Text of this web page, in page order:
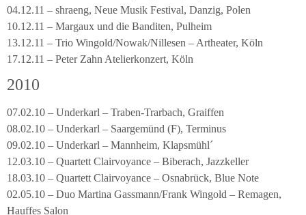
04.12.11 – shraeng, Neue Musik Festival, Danzig, Polen
10.12.11 – Margaux und die Banditen, Pulheim
13.12.11 – Trio Wingold/Nowak/Nillesen – Artheater, Köln
17.12.11 – Peter Zahn Atelierkonzert, Köln
2010
07.02.10 – Underkarl – Traben-Trarbach, Graiffen
08.02.10 – Underkarl – Saargemünd (F), Terminus
09.02.10 – Underkarl – Mannheim, Klapsmühl´
12.03.10 – Quartett Clairvoyance – Biberach, Jazzkeller
18.03.10 – Quartett Clairvoyance – Osnabrück, Blue Note
02.05.10 – Duo Martina Gassmann/Frank Wingold – Remagen,
Hauffes Salon